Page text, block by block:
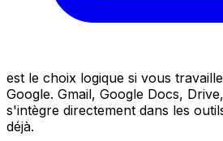
est le choix logique si vous
Google. Gmail, Google Docs,
s'intègre directement dans les
déjà.